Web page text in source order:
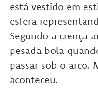
está vestido em
esfera
Segundo a crença
pesada bola
passar sob o arco.
aconteceu.